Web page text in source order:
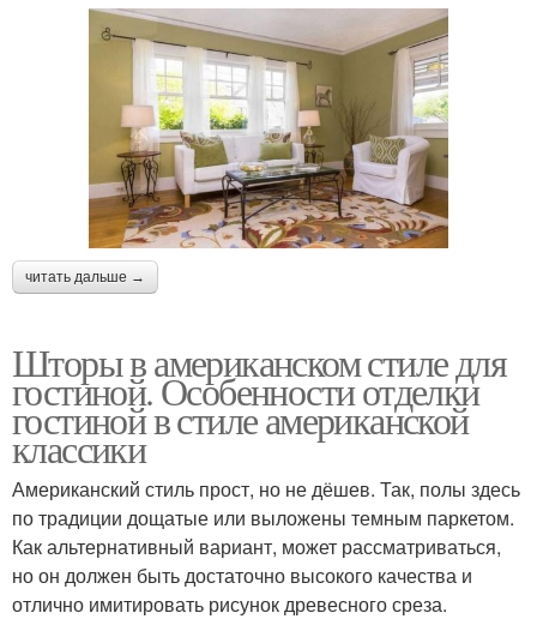
читать дальше →
Шторы в американском стиле для
гостиной. Особенности отделки
гостиной в стиле американской
классики
Американский стиль прост, но не дёшев. Так, полы здесь
по традиции дощатые или выложены темным паркетом.
Как альтернативный вариант, может рассматриваться,
но он должен быть достаточно высокого качества и
отлично имитировать рисунок древесного среза.